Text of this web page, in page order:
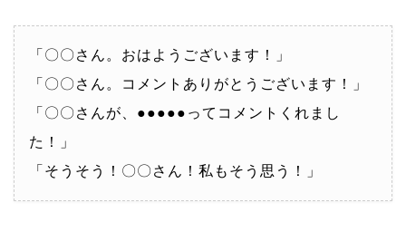
「〇〇さん。おはようございます！」
「〇〇さん。コメントありがとうございます！」
「〇〇さんが、●●●●●ってコメントくれまし
た！」
「そうそう！〇〇さん！私もそう思う！」